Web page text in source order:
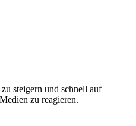
steigern und schnell auf
zu reagieren.